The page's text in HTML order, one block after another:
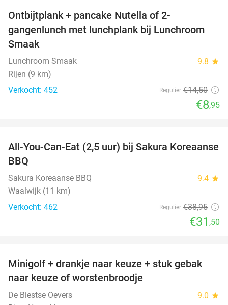
Ontbijtplank + pancake Nutella of 2-
gangenlunch met lunchplank bij Lunchroom
Smaak
Lunchroom Smaak 9.8 star
Rijen (9 km)
Verkocht: 452
Regulier €14,50
€8,95
19%
All-You-Can-Eat (2,5 uur) bij Sakura Koreaanse
BBQ
Sakura Koreaanse BBQ 9.4 star
Waalwijk (11 km)
Verkocht: 462
Regulier €38,95
€31 ,50
43%
Minigolf + drankje naar keuze + stuk gebak
naar keuze of worstenbroodje
De Biestse Oevers 9.0 star